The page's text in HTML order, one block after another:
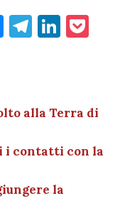
M
g
er
T
a
m
Li
dI
n
et
alla Terra di
i contatti con la
la